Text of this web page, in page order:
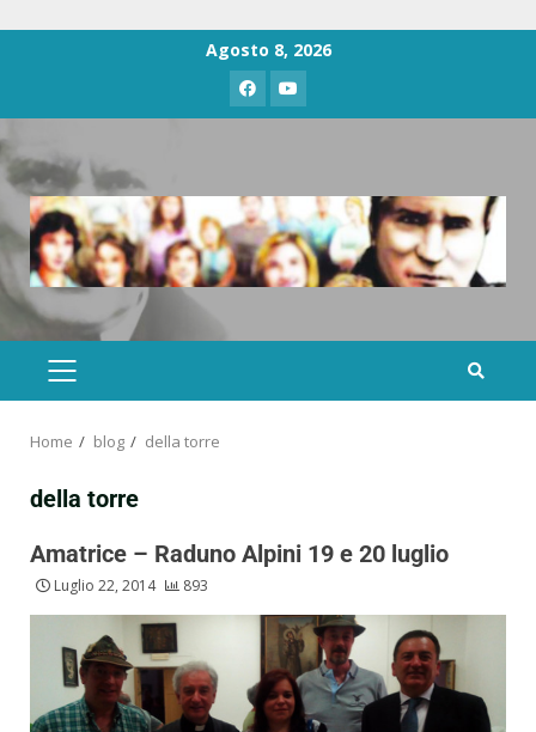
Agosto 8, 2026
Home blog della torre
della torre
Amatrice – Raduno Alpini 19 e 20 luglio
Luglio 22, 2014 893